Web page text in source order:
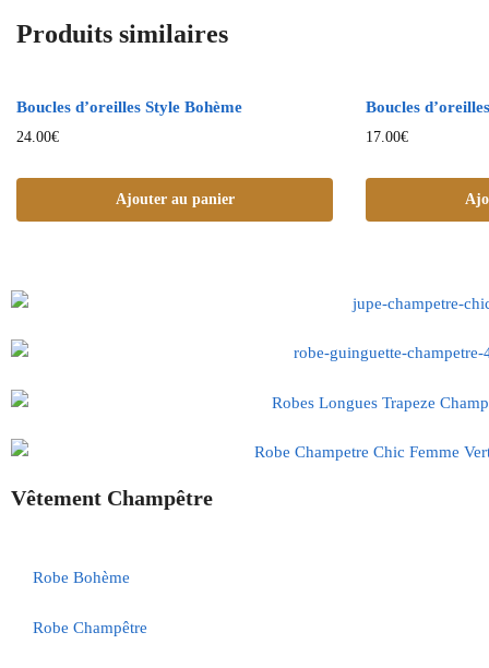
Produits similaires
Boucles d’oreilles Style Bohème
24.00€
Ajouter au panier
Boucles
17.00€
Vêtement Champêtre
Robe Bohème
Robe Champêtre